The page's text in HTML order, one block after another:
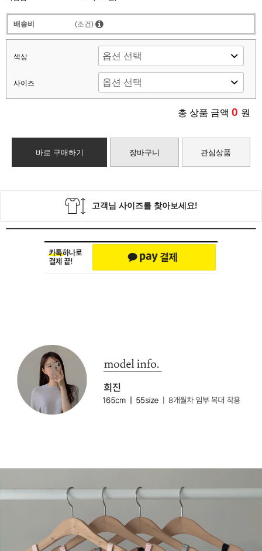
배송비 (조건)
색상
사이즈
총 상품 금액 0 원
바로 구매하기 장바구니 관심상품